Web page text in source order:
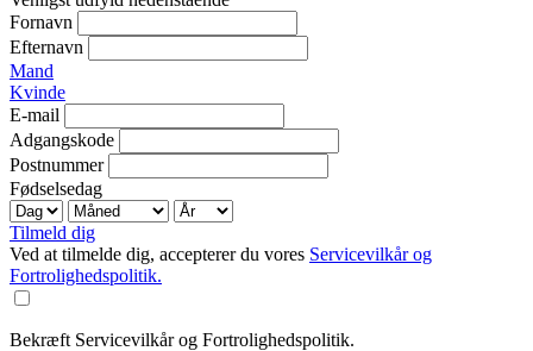
Fornavn
Efternavn
Mand
Kvinde
E-mail
Adgangskode
Postnummer
Fødselsedag
Tilmeld dig
Ved at tilmelde dig, accepterer du vores Servicevilkår og
Fortrolighedspolitik.
Bekræft Servicevilkår og Fortrolighedspolitik.